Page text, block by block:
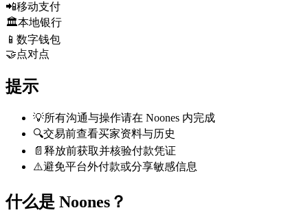
📲移动支付
🏛️本地银行
📱 数字钱包
🤝点对点
提示
💡所有沟通与操作请在 Noones 内完成
🔍交易前查看买家资料与历史
📄 释放前获取并核验付款凭证
⚠️避免平台外付款或分享敏感信息
什么是 Noones？